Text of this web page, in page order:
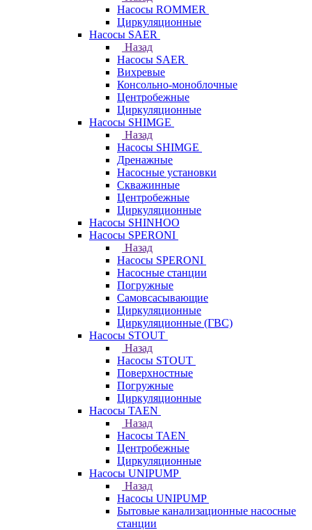
Насосы ROMMER
Циркуляционные
Насосы SAER
Назад
Насосы SAER
Вихревые
Консольно-моноблочные
Центробежные
Циркуляционные
Насосы SHIMGE
Назад
Насосы SHIMGE
Дренажные
Насосные установки
Скважинные
Центробежные
Циркуляционные
Насосы SHINHOO
Насосы SPERONI
Назад
Насосы SPERONI
Насосные станции
Погружные
Самовсасывающие
Циркуляционные
Циркуляционные (ГВС)
Насосы STOUT
Назад
Насосы STOUT
Поверхностные
Погружные
Циркуляционные
Насосы TAEN
Назад
Насосы TAEN
Центробежные
Циркуляционные
Насосы UNIPUMP
Назад
Насосы UNIPUMP
Бытовые канализационные насосные
станции